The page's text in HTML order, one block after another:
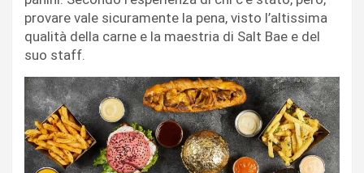
provare vale sicuramente la pena, visto l’altissima
qualità della carne e la maestria di Salt Bae e del
suo staff.